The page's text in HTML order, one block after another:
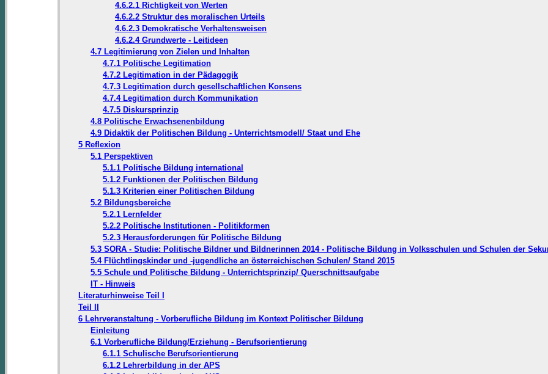
4.6.2.1 Richtigkeit von Werten
4.6.2.2 Struktur des moralischen Urteils
4.6.2.3 Demokratische Verhaltensweisen
4.6.2.4 Grundwerte - Leitideen
4.7 Legitimierung von Zielen und Inhalten
4.7.1 Politische Legitimation
4.7.2 Legitimation in der Pädagogik
4.7.3 Legitimation durch gesellschaftlichen Konsens
4.7.4 Legitimation durch Kommunikation
4.7.5 Diskursprinzip
4.8 Politische Erwachsenenbildung
4.9 Didaktik der Politischen Bildung - Unterrichtsmodell/ Staat und Ehe
5 Reflexion
5.1 Perspektiven
5.1.1 Politische Bildung international
5.1.2 Funktionen der Politischen Bildung
5.1.3 Kriterien einer Politischen Bildung
5.2 Bildungsbereiche
5.2.1 Lernfelder
5.2.2 Politische Institutionen - Politikformen
5.2.3 Herausforderungen für Politische Bildung
5.3 SORA - Studie: Politische Bildner und Bildnerinnen 2014 - Politische Bildung in Volksschulen und Schulen der
5.4 Flüchtlingskinder und -jugendliche an österreichischen Schulen/ Stand 2015
5.5 Schule und Politische Bildung - Unterrichtsprinzip/ Querschnittsaufgabe
IT - Hinweis
Literaturhinweise Teil I
Teil II
6 Lehrveranstaltung - Vorberufliche Bildung im Kontext Politischer Bildung
Einleitung
6.1 Vorberufliche Bildung/Erziehung - Berufsorientierung
6.1.1 Schulische Berufsorientierung
6.1.2 Lehrerbildung in der APS